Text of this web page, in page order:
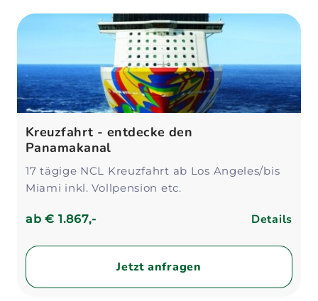
Kreuzfahrt - entdecke den
Panamakanal
17 tägige NCL Kreuzfahrt ab Los Angeles/bis
Miami inkl. Vollpension etc.
ab€ 1.867,- Details
Jetzt anfragen